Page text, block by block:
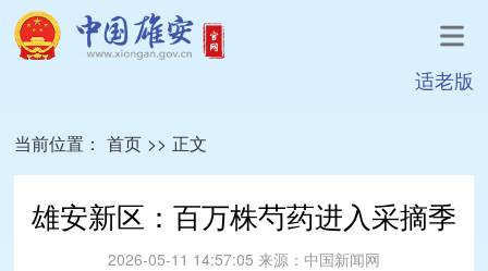
适老版
当前位置： 首页 >> 正文
雄安新区：百万株芍药进入采摘季
2026-05-11 14:57:05 来源： 中国新闻网